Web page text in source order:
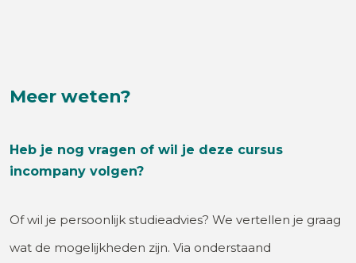
Meer weten?
Heb je nog vragen of wil je deze cursus
incompany volgen?
Of wil je persoonlijk studieadvies? We vertellen je graag
wat de mogelijkheden zijn. Via onderstaand